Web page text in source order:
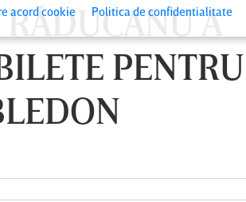
A
PENTRU
acord cookie Politica de confidentialitate